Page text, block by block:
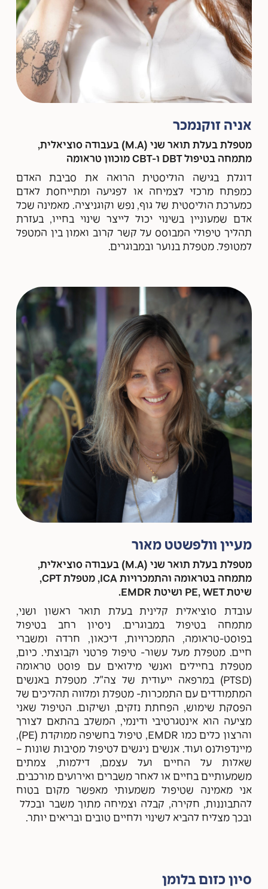
אניה זוקנמכר
מטפלת בעלת תואר שני (M.A) בעבודה סוציאלית,
מתמחה בטיפול DBT ו-CBT מוכוון טראומה
דוגלת בגישה הוליסטית הרואה את סביבת האדם
כמפתח מרכזי לצמיחה או לפגיעה ומתייחסת לאדם
כמערכת הוליסטית של גוף, נפש וקוגניציה. מאמינה שכל
אדם שמעוניין בשינוי יכול לייצר שינוי בחייו, בעזרת
תהליך טיפולי המבוסס על קשר קרוב ואמון בין המטפל
למטופל. מטפלת בנוער ובמבוגרים.
מעיין וולפשטט מאור
מטפלת בעלת תואר שני (M.A) בעבודה סוציאלית,
מתמחה בטראומה והתמכרויות ICA, מטפלת CPT,
שיטת PE, WET ושיטת EMDR.
עובדת סוציאלית קלינית בעלת תואר ראשון ושני,
מתמחה בטיפול במבוגרים. ניסיון רחב בטיפול
בפוסט-טראומה, התמכרויות, דיכאון, חרדה ומשברי
חיים. מטפלת מעל עשור- טיפול פרטני וקבוצתי. כיום,
מטפלת בחיילים ואנשי מילואים עם פוסט טראומה
(PTSD) במרפאה ייעודית של צה"ל. מטפלת באנשים
המתמודדים עם התמכרות- מטפלת ומלווה תהליכים של
הפסקת שימוש, הפחתת נזקים, ושיקום. הטיפול שאני
מציעה הוא אינטגרטיבי ודינמי, המשלב בהתאם לצורך
והרצון כלים כמו EMDR, טיפול בחשיפה ממוקדת (PE),
מיינדפולנס ועוד. אנשים ניגשים לטיפול מסיבות שונות –
שאלות על החיים ועל עצמם, דילמות, צמתים
משמעותיים בחיים או לאחר משברים ואירועים מורכבים.
אני מאמינה שטיפול משמעותי מאפשר מקום בטוח
להתבוננות, חקירה, קבלה וצמיחה מתוך משבר ובכלל
ובכך מצליח להביא לשינוי ולחיים טובים ובריאים יותר.
סיון כזום בלומן